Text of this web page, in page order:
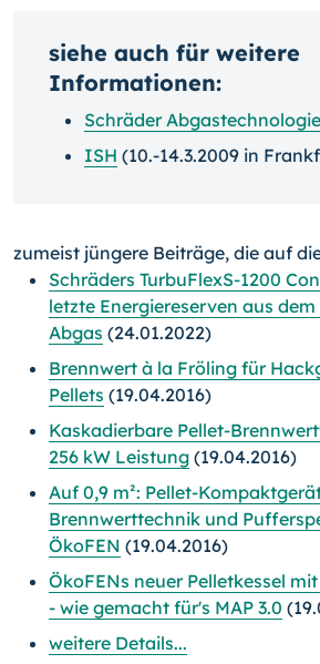
siehe auch für weitere
Informationen:
Schräder Abgastechnologie
ISH (10.-14.3.2009 in
zumeist jüngere Beiträge, die auf
Schräders TurbuFlexS-1200
letzte Energiereserven aus
Abgas (24.01.2022)
Brennwert à la Fröling für
Pellets (19.04.2016)
Kaskadierbare Pellet-
256 kW Leistung (19.04.2016)
Auf 0,9 m²: Pellet-
Brennwerttechnik und
ÖkoFEN (19.04.2016)
ÖkoFENs neuer Pelletkessel
- wie gemacht für's MAP 3.0
weitere Details...